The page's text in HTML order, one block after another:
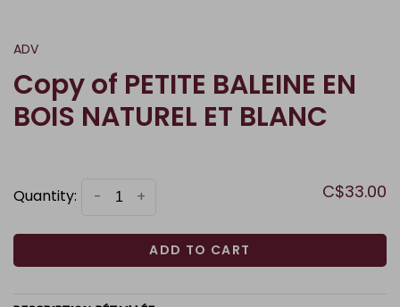
ADV
Copy of PETITE BALEINE EN
BOIS NATUREL ET BLANC
Quantity: +
- C$33.00
ADD TO CART